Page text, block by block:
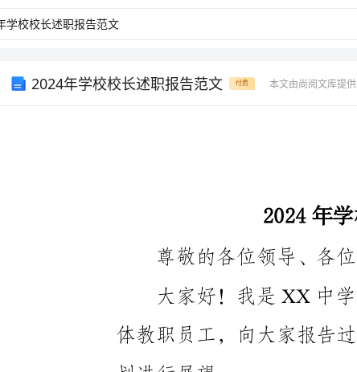
2024年学校校长述职报告范文 付费 本文由尚阅文库提供
一、回顾过去一年的工作